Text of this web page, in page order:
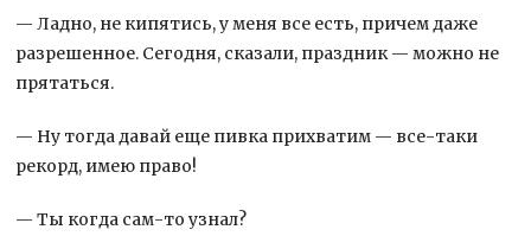
— Ладно, не кипятись, у меня все есть, причем даже
разрешенное. Сегодня, сказали, праздник — можно не
прятаться.
— Ну тогда давай еще пивка прихватим — все-таки
рекорд, имею право!
— Ты когда сам-то узнал?